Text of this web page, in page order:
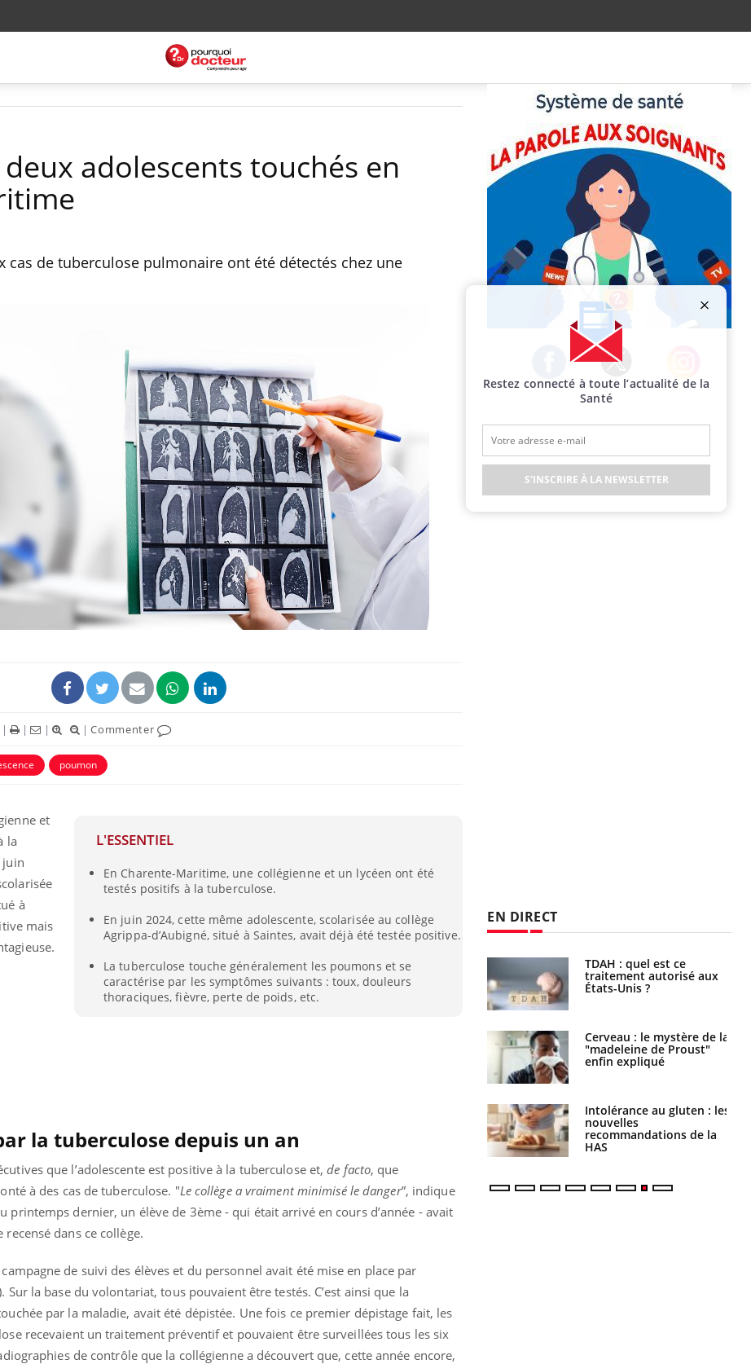
adolescents touchés en
cas de tuberculose pulmonaire ont été détectés chez une
| | | |Commenter
poumon
L'ESSENTIEL
En Charente-Maritime, une collégienne et un lycéen ont été
testés positifs à la tuberculose.
En juin 2024, cette même adolescente, scolarisée au collège
Agrippa-d’Aubigné, situé à Saintes, avait déjà été testée positive.
La tuberculose touche généralement les poumons et se
caractérise par les symptômes suivants : toux, douleurs
thoraciques, fièvre, perte de poids, etc.
et
la
juin
à
mais
la tuberculose depuis un an
que l’adolescente est positive à la tuberculose et,de facto, que
à des cas de tuberculose. "Le collège a vraiment minimisé le danger”, indique
printemps dernier, un élève de 3ème - qui était arrivé en cours d’année - avait
dans ce collège.
de suivi des élèves et du personnel avait été mise en place par
Sur la base du volontariat, tous pouvaient être testés. C’est ainsi que la
par la maladie, avait été dépistée. Une fois ce premier dépistage fait, les
recevaient un traitement préventif et pouvaient être surveillées tous les six
de contrôle que la collégienne a découvert que, cette année encore,
Facebook Twitter Instagram
EN DIRECT
Mordue par une tique en
vacances, elle reste dans
le coma pendant 42 jours
contamination ?
Allergies alimentaires :
une nouvelle arme contre
les réactions sévères
TDAH : quel est ce
traitement autorisé aux
États-Unis ?
Cerveau : le mystère de la
"madeleine de Proust"
enfin expliqué
Intolérance au gluten : les
nouvelles
recommandations de la
HAS
Restez connecté à toute l’actualité de la
Santé
S'INSCRIRE À LA NEWSLETTER